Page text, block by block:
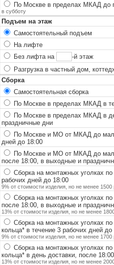
По Москве в пределах МКАД до
в субботу
Подъем на этаж
Самостоятельный подъем
На лифте
Без лифта на
-й этаж
Разгрузка в частный дом,
Сборка
Самостоятельная сборка
По Москве в пределах МКАД в
По Москве в пределах МКАД в
праздничные дни
По Москве и МО от МКАД до
дней до 18:00
По Москве и МО от МКАД до
после 18:00, в выходные и
Сборка на монтажных уголках
рабочих дней до 18:00
9% от стоимости изделия, но не менее 1500
Сборка на монтажных уголках
после 18:00, в выходные и
13% от стоимости изделия, но не менее
Сборка на монтажных уголках
кольца*в течение 3 рабочих дней до
9% от стоимости изделия, но не менее 1700
Сборка на монтажных уголках
кольца*в день доставки, после
13% от стоимости изделия, но не менее